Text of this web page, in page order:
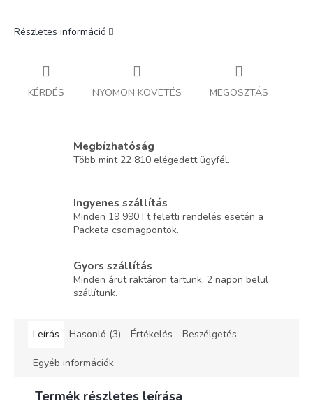
Részletes információ
KÉRDÉS NYOMON KÖVETÉS MEGOSZTÁS
Megbízhatóság
Több mint 22 810 elégedett ügyfél.
Ingyenes szállítás
Minden 19 990 Ft feletti rendelés esetén a
Packeta csomagpontok.
Gyors szállítás
Minden árut raktáron tartunk. 2 napon belül
szállítunk.
Leírás Hasonló (3) Értékelés Beszélgetés
Egyéb információk
Termék részletes leírása